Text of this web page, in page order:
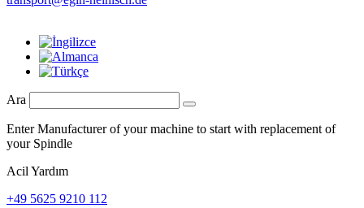
Ara
Enter Manufacturer of your machine to start with replacement of
your Spindle
Acil Yardım
+49 5625 9210 112